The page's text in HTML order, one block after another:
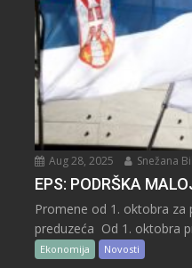
Aug 28, 2025 Snežana
EPS: PODRŠKA
Promene od 1. oktobra za
preduzeća Od 1. oktobra
Ekonomija Novosti